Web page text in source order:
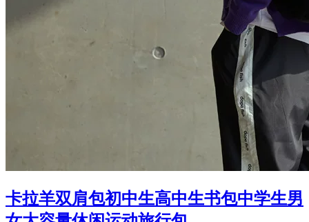
卡拉羊双肩包初中生高中生书包中学生男